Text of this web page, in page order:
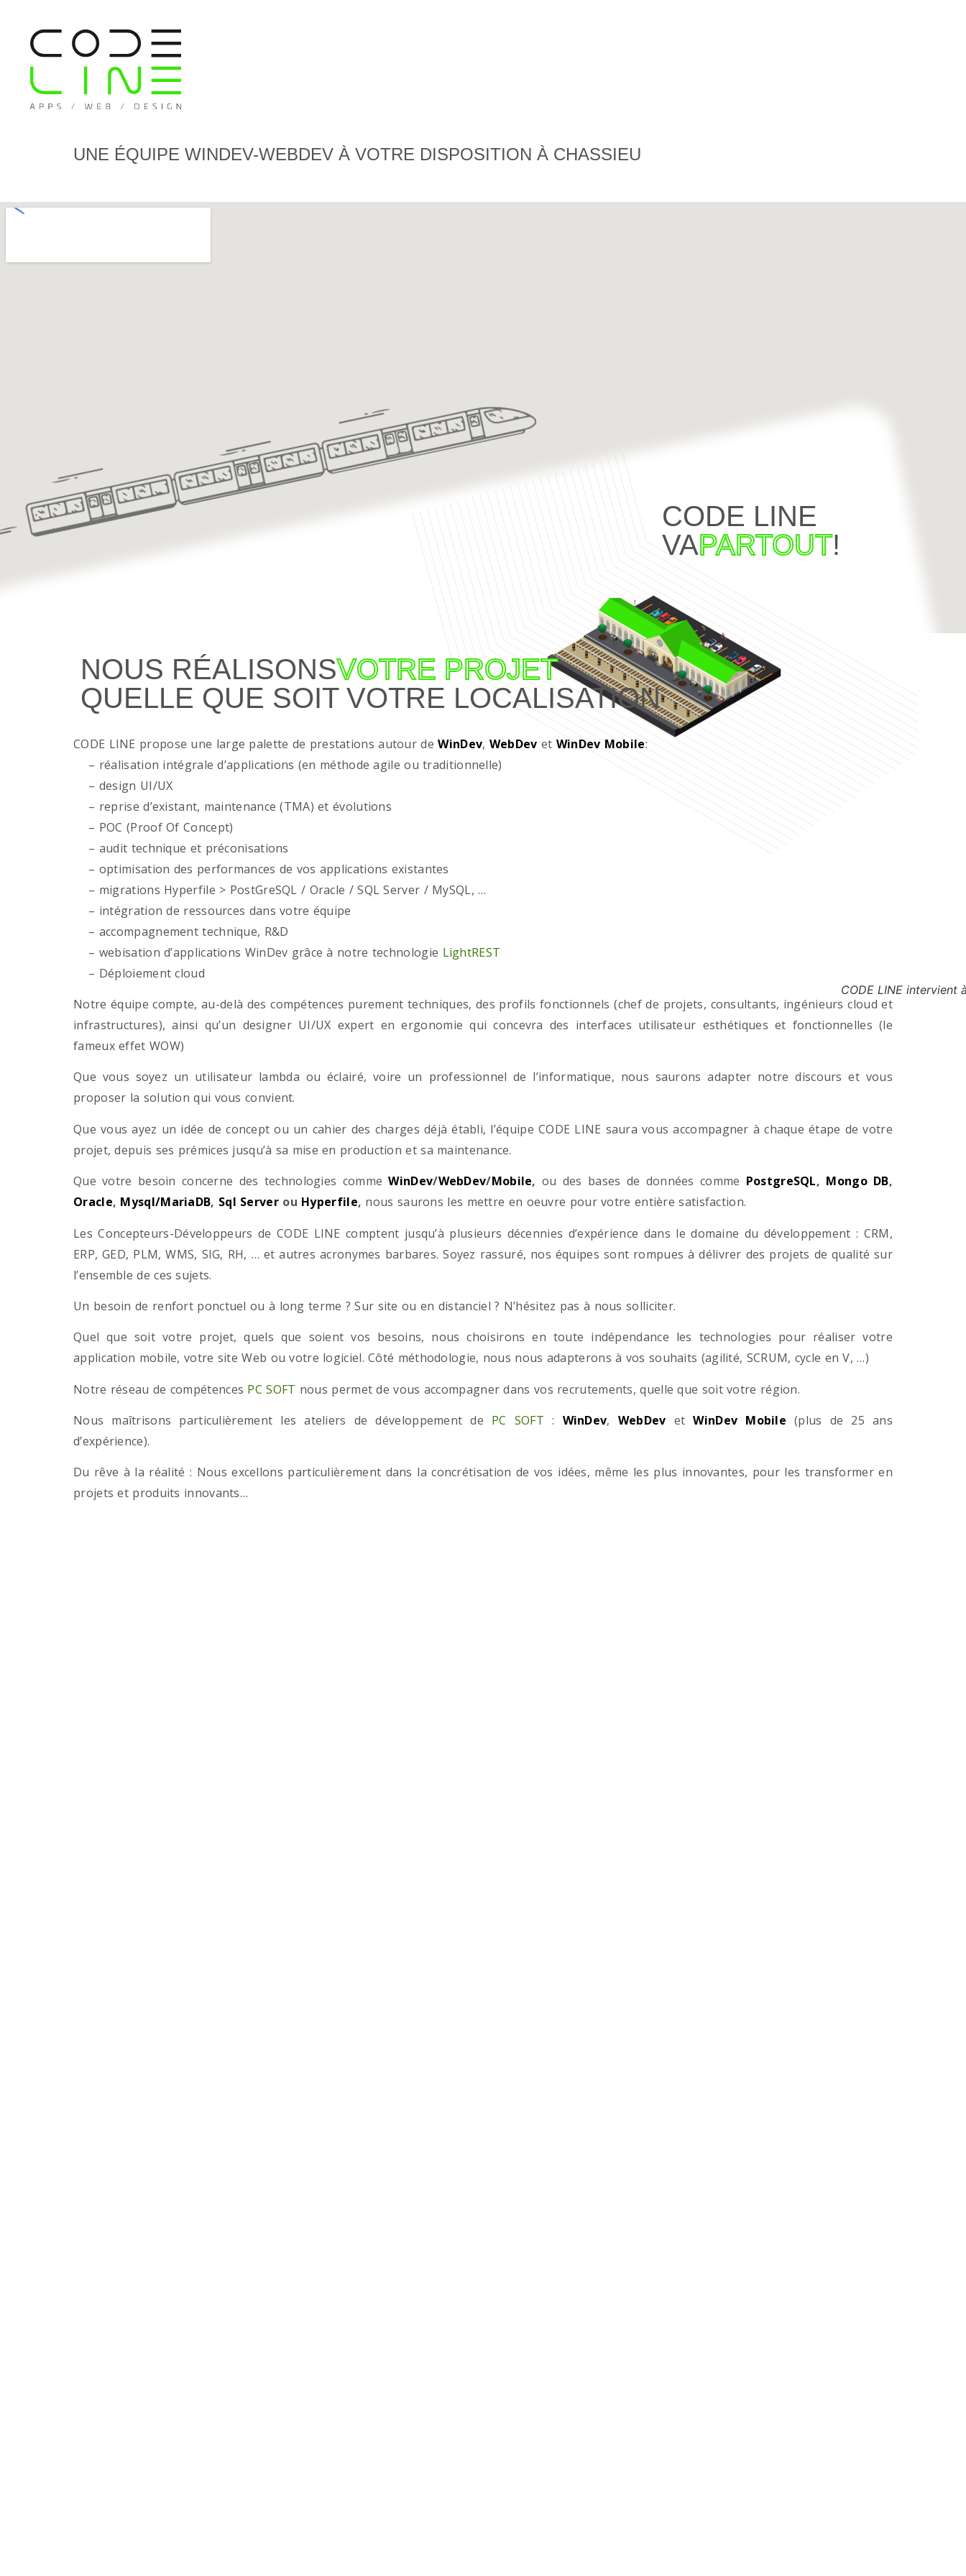
UNE ÉQUIPE WINDEV-WEBDEV À VOTRE DISPOSITION À CHASSIEU
CODE LINE
VAPARTOUT!
NOUS RÉALISONSVOTRE PROJET
QUELLE QUE SOIT VOTRE LOCALISATION
CODE LINE propose une large palette de prestations autour deWinDev, WebDev et WinDev Mobile:
– réalisation intégrale d’applications (en méthode agile ou traditionnelle)
– design UI/UX
– reprise d’existant, maintenance (TMA) et évolutions
– POC (Proof Of Concept)
– audit technique et préconisations
– optimisation des performances de vos applications existantes
– migrations Hyperfile > PostGreSQL / Oracle / SQL Server / MySQL, …
– intégration de ressources dans votre équipe
– accompagnement technique, R&D
– webisation d’applications WinDev grâce à notre technologie LightREST
– Déploiement cloud
Notre équipe compte, au-delà des compétences purement techniques, des profils fonctionnels (chef de projets, consultants, ingénieurs cloud et
infrastructures), ainsi qu’un designer UI/UX expert en ergonomie qui concevra des interfaces utilisateur esthétiques et fonctionnelles (le
fameux effet WOW)
Que vous soyez un utilisateur lambda ou éclairé, voire un professionnel de l’informatique, nous saurons adapter notre discours et vous
proposer la solution qui vous convient.
Que vous ayez un idée de concept ou un cahier des charges déjà établi, l’équipe CODE LINE saura vous accompagner à chaque étape de votre
projet, depuis ses prémices jusqu’à sa mise en production et sa maintenance.
Que votre besoin concerne des technologies commeWinDev/WebDev/Mobile, ou des bases de données comme PostgreSQL, Mongo DB,
Oracle, Mysql/MariaDB, Sql Serverou Hyperfile, nous saurons les mettre en oeuvre pour votre entière satisfaction.
Les Concepteurs-Développeurs de CODE LINE comptent jusqu’à plusieurs décennies d’expérience dans le domaine du développement : CRM,
ERP, GED, PLM, WMS, SIG, RH, … et autres acronymes barbares. Soyez rassuré, nos équipes sont rompues à délivrer des projets de qualité sur
l’ensemble de ces sujets.
Un besoin de renfort ponctuel ou à long terme ? Sur site ou en distanciel ? N’hésitez pas à nous solliciter.
Quel que soit votre projet, quels que soient vos besoins, nous choisirons en toute indépendance les technologies pour réaliser votre
application mobile, votre site Web ou votre logiciel. Côté méthodologie, nous nous adapterons à vos souhaits (agilité, SCRUM, cycle en V, …)
Notre réseau de compétences PC SOFT nous permet de vous accompagner dans vos recrutements, quelle que soit votre région.
Nous maîtrisons particulièrement les ateliers de développement de PC SOFT : WinDev, WebDev et WinDev Mobile (plus de 25 ans
d’expérience).
Du rêve à la réalité : Nous excellons particulièrement dans la concrétisation de vos idées, même les plus innovantes, pour les transformer en
projets et produits innovants…
CODE LINE intervient